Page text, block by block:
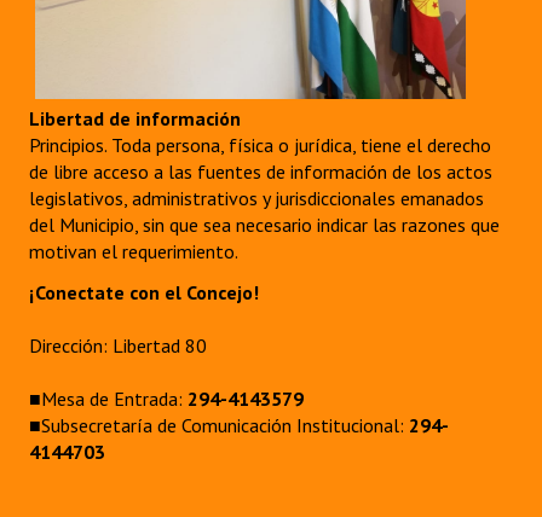
Libertad de información
Principios. Toda persona, física o jurídica, tiene el derecho
de libre acceso a las fuentes de información de los actos
legislativos, administrativos y jurisdiccionales emanados
del Municipio, sin que sea necesario indicar las razones que
motivan el requerimiento.
¡Conectate con el Concejo!
Dirección: Libertad 80
■Mesa de Entrada: 294-4143579
■Subsecretaría de Comunicación Institucional: 294-
4144703